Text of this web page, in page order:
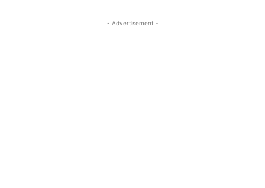
- Advertisement -